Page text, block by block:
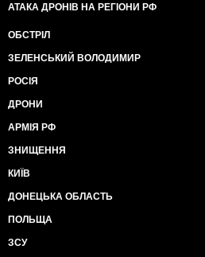
АТАКА ДРОНІВ НА РЕГІОНИ РФ
ОБСТРІЛ
ЗЕЛЕНСЬКИЙ ВОЛОДИМИР
РОСІЯ
ДРОНИ
АРМІЯ РФ
ЗНИЩЕННЯ
КИЇВ
ДОНЕЦЬКА ОБЛАСТЬ
ПОЛЬЩА
ЗСУ